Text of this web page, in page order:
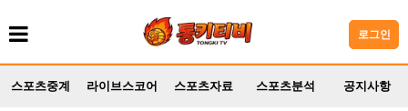
로그인
스포츠중계 라이브스코어 스포츠자료 스포츠분석 공지사항